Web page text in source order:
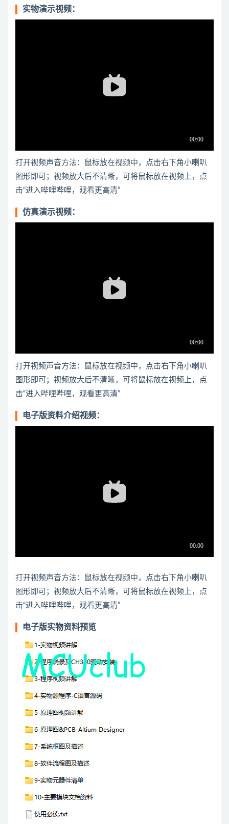
实物演示视频：
打开视频声音方法：鼠标放在视频中，点击右下角小喇叭
图形即可；视频放大后不清晰，可将鼠标放在视频上，点
击“进入哔哩哔哩，观看更高清”
仿真演示视频：
打开视频声音方法：鼠标放在视频中，点击右下角小喇叭
图形即可；视频放大后不清晰，可将鼠标放在视频上，点
击“进入哔哩哔哩，观看更高清”
电子版资料介绍视频：
打开视频声音方法：鼠标放在视频中，点击右下角小喇叭
图形即可；视频放大后不清晰，可将鼠标放在视频上，点
击“进入哔哩哔哩，观看更高清”
电子版实物资料预览